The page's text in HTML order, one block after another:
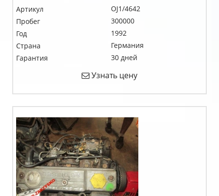
Артикул
OJ1/4642
Пробег
300000
Год
1992
Страна
Германия
Гарантия
30 дней
Узнать цену